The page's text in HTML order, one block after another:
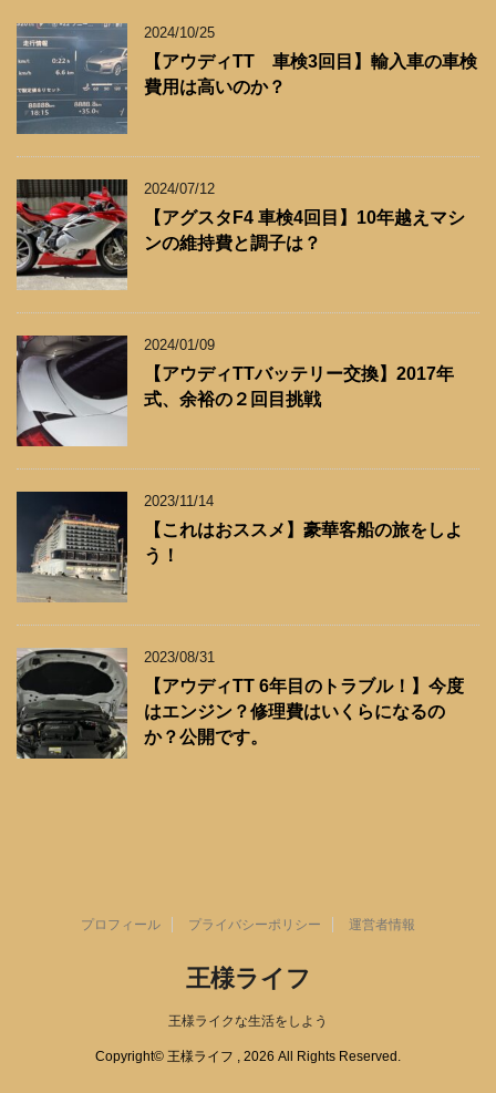
2024/10/25
【アウディTT 車検3回目】輸入車の車検
費用は高いのか？
2024/07/12
【アグスタF4 車検4回目】10年越えマシ
ンの維持費と調子は？
2024/01/09
【アウディTTバッテリー交換】2017年
式、余裕の２回目挑戦
2023/11/14
【これはおススメ】豪華客船の旅をしよ
う！
2023/08/31
【アウディTT 6年目のトラブル！】今度
はエンジン？修理費はいくらになるの
か？公開です。
プロフィール プライバシーポリシー 運営者情報
王様ライフ
王様ライクな生活をしよう
Copyright© 王様ライフ , 2026 All Rights Reserved.